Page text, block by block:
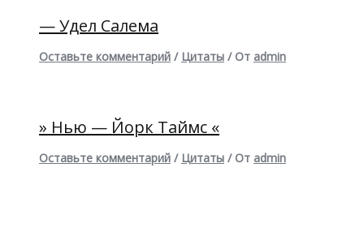
— Удел Салема
Оставьте комментарий / Цитаты / От admin
» Нью — Йорк Таймс «
Оставьте комментарий / Цитаты / От admin